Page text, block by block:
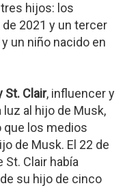
hijos: los
2021 y un tercer
un niño nacido en
St. Clair, influencer y
al hijo de Musk,
que los medios
de Musk. El 22 de
Clair había
su hijo de cinco